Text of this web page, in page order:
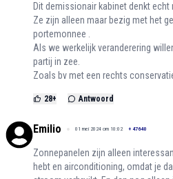
Dit demissionair kabinet denkt echt
Ze zijn alleen maar bezig met het
portemonnee .
Als we werkelijk veranderering
partij in zee.
Zoals bv met een rechts
28+ Antwoord
Emilio 01 mei 2024 om 10:02 + 47640
Zonnepanelen zijn alleen
hebt en airconditioning, omdat je